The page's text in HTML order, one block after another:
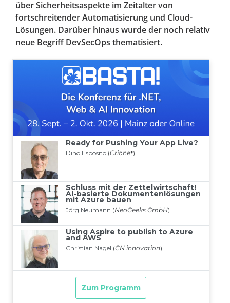
über Sicherheitsaspekte im Zeitalter von
fortschreitender Automatisierung und Cloud-
Lösungen. Darüber hinaus wurde der noch relativ
neue Begriff DevSecOps thematisiert.